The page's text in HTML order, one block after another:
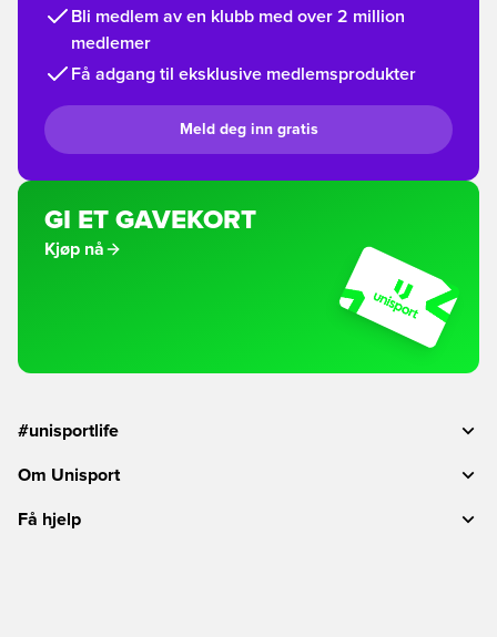
Bli medlem av en klubb med over 2 million
medlemer
Få adgang til eksklusive medlemsprodukter
Meld deg inn gratis
GI ET GAVEKORT
Kjøp nå
#unisportlife
Om Unisport
Få hjelp